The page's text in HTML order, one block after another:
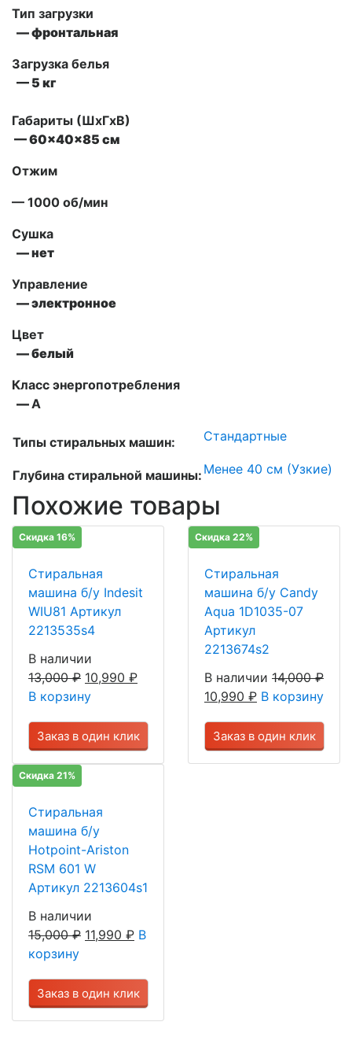
Тип загрузки
— фронтальная
Загрузка белья
— 5 кг
Габариты (ШxГxВ)
— 60x40x85 см
Отжим
— 1000 об/мин
Сушка
— нет
Управление
— электронное
Цвет
— белый
Класс энергопотребления
—А
Типы стиральных машин: Стандартные
Глубина стиральной машины: Менее 40 см (Узкие)
Похожие товары
Скидка 16%
Стиральная
машина б/у Indesit
WIU81 Артикул
2213535s4
В наличии
13,000₽ 10,990 ₽
В корзину
Заказ в один клик
Скидка 22%
Стиральная
машина б/у Candy
Aqua 1D1035-07
Артикул
2213674s2
В наличии 14,000₽
10,990 ₽ В корзину
Заказ в один клик
Скидка 21%
Стиральная
машина б/у
Hotpoint-Ariston
RSM 601 W
Артикул 2213604s1
В наличии
15,000₽ 11,990 ₽ В
корзину
Заказ в один клик